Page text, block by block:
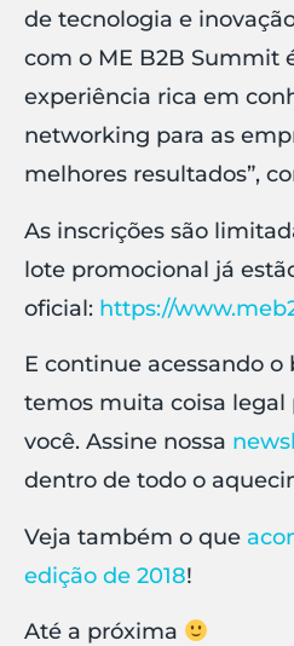
de tecnologia e
com o ME B2B Summit
experiência rica em
networking para as
melhores resultados”,
As inscrições são
lote promocional já
oficial: https://
E continue acessando o
temos muita coisa legal
você. Assine nossa
dentro de todo o
Veja também o que
edição de 2018!
Até a próxima